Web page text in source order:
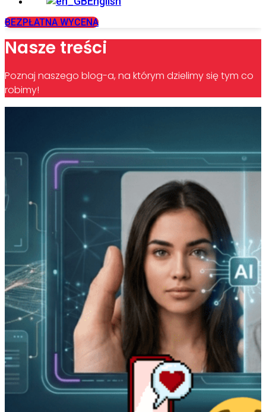
BEZPŁATNA WYCENA
Nasze treści
Poznaj naszego blog-a, na którym dzielimy się tym co
robimy!